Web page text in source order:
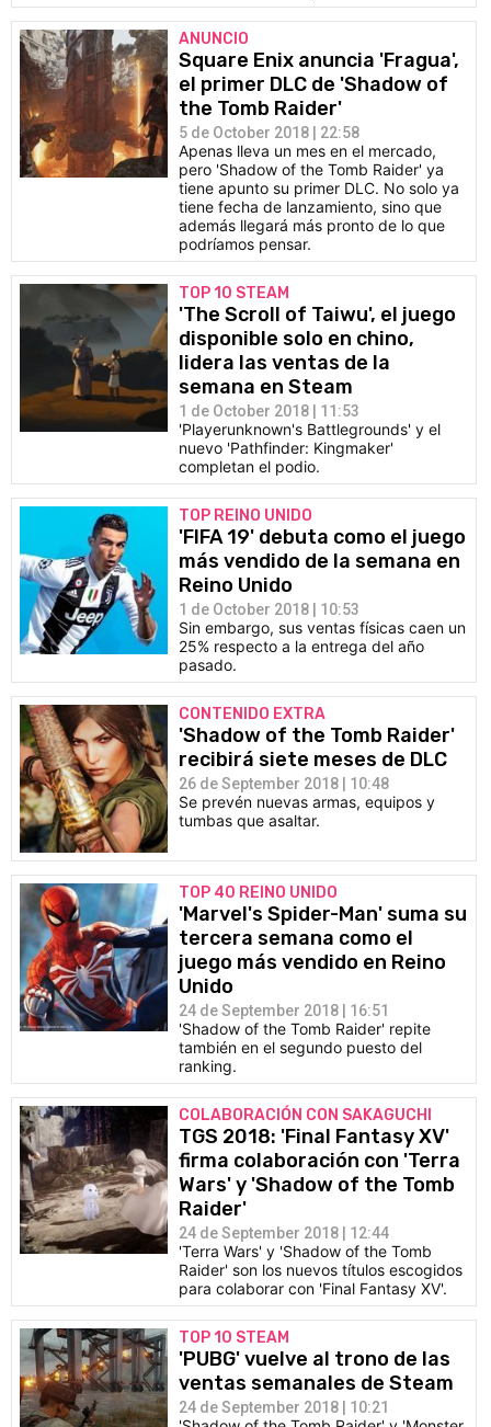
ANUNCIO
Square Enix anuncia 'Fragua',
el primer DLC de 'Shadow of
the Tomb Raider'
5 de October 2018 | 22:58
Apenas lleva un mes en el mercado,
pero 'Shadow of the Tomb Raider' ya
tiene apunto su primer DLC. No solo ya
tiene fecha de lanzamiento, sino que
además llegará más pronto de lo que
podríamos pensar.
TOP 10 STEAM
'The Scroll of Taiwu', el juego
disponible solo en chino,
lidera las ventas de la
semana en Steam
1 de October 2018 | 11:53
'Playerunknown's Battlegrounds' y el
nuevo 'Pathfinder: Kingmaker'
completan el podio.
TOP REINO UNIDO
'FIFA 19' debuta como el juego
más vendido de la semana en
Reino Unido
1 de October 2018 | 10:53
Sin embargo, sus ventas físicas caen un
25% respecto a la entrega del año
pasado.
CONTENIDO EXTRA
'Shadow of the Tomb Raider'
recibirá siete meses de DLC
26 de September 2018 | 10:48
Se prevén nuevas armas, equipos y
tumbas que asaltar.
TOP 40 REINO UNIDO
'Marvel's Spider-Man' suma su
tercera semana como el
juego más vendido en Reino
Unido
24 de September 2018 | 16:51
'Shadow of the Tomb Raider' repite
también en el segundo puesto del
ranking.
COLABORACIÓN CON SAKAGUCHI
TGS 2018: 'Final Fantasy XV'
firma colaboración con 'Terra
Wars' y 'Shadow of the Tomb
Raider'
24 de September 2018 | 12:44
'Terra Wars' y 'Shadow of the Tomb
Raider' son los nuevos títulos escogidos
para colaborar con 'Final Fantasy XV'.
TOP 10 STEAM
'PUBG' vuelve al trono de las
ventas semanales de Steam
24 de September 2018 | 10:21